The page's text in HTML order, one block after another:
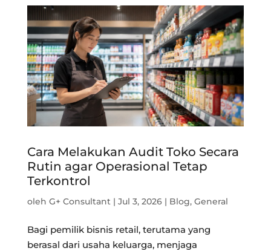
Cara Melakukan Audit Toko Secara
Rutin agar Operasional Tetap
Terkontrol
oleh G+ Consultant| Jul 3, 2026| Blog, General
Bagi pemilik bisnis retail, terutama yang
berasal dari usaha keluarga, menjaga